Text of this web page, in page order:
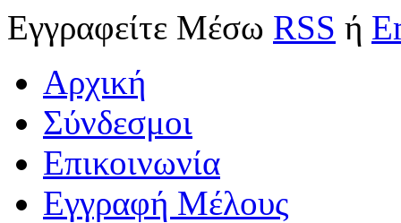
Εγγραφείτε Μέσω RSS ή
Αρχική
Σύνδεσμοι
Επικοινωνία
Εγγραφή Μέλους